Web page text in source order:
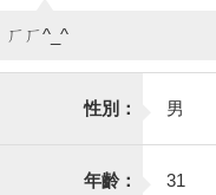
ㄏㄏ^_^
性別： 男
年齡： 31